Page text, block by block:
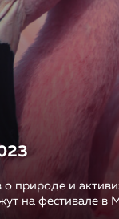
природе и
на фестивале в